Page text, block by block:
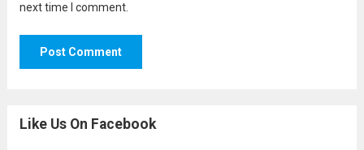
next time I comment.
Like Us On Facebook